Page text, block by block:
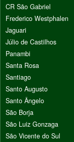
CR São Gabriel
Frederico Westphalen
Jaguari
Júlio de Castilhos
Panambi
Santa Rosa
Santiago
Santo Augusto
Santo Ângelo
São Borja
São Luiz Gonzaga
São Vicente do Sul